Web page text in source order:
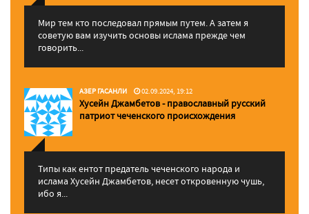
Мир тем кто последовал прямым путем. А затем я
советую вам изучить основы ислама прежде чем
говорить...
АЗЕР ГАСАНЛИ 02.09.2024, 19:12
Хусейн Джамбетов - православный русский
патриот чеченского происхождения
Типы как ентот предатель чеченского народа и
ислама Хусейн Джамбетов, несет откровенную чушь,
ибо я...